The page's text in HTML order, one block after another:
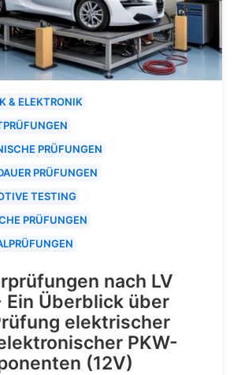
& ELEKTRONIK
PRÜFUNGEN
PRÜFUNGEN
TESTING
PRÜFUNGEN
nach LV
Ein Überblick über
elektrischer
PKW-
(12V)